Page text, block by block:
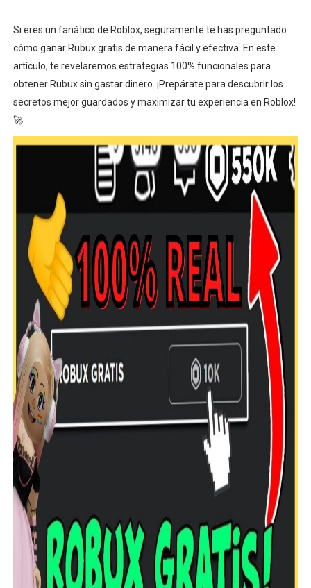
Si eres un fanático de Roblox, seguramente te has preguntado
cómo ganar Rubux gratis de manera fácil y efectiva. En este
artículo, te revelaremos estrategias 100% funcionales para
obtener Rubux sin gastar dinero. ¡Prepárate para descubrir los
secretos mejor guardados y maximizar tu experiencia en Roblox!
🚀